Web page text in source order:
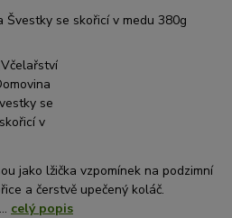
jako lžička vzpomínek na podzimní
a čerstvě upečený koláč.
celý popis